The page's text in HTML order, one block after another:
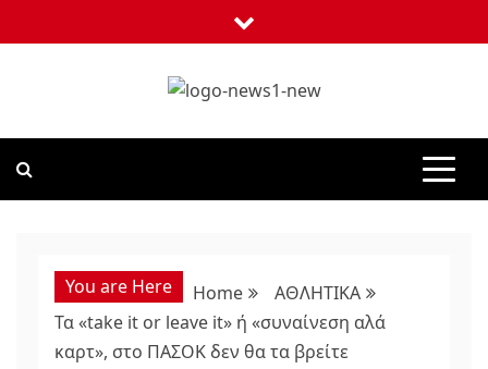
to
You are Here Home
ΑΘΛΗΤΙΚΑ
Τα «take it or leave it» ή «συναίνεση αλά
καρτ», στο ΠΑΣΟΚ δεν θα τα βρείτε